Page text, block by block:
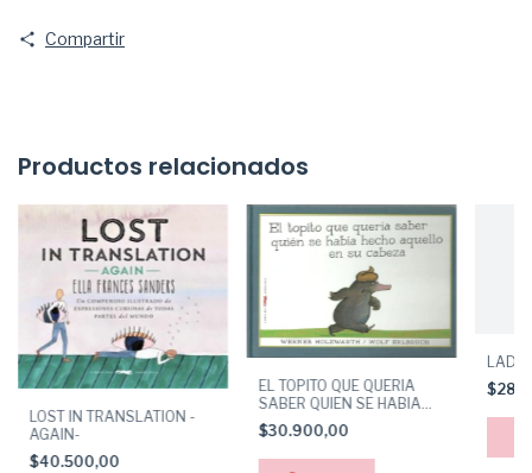
Compartir
Productos relacionados
LOST IN TRANSLATION -
AGAIN-
$40.500,00
EL TOPITO QUE QUERIA
SABER QUIEN SE HABIA
HECHO AQUELLO EN SU
CABEZA
$30.900,00